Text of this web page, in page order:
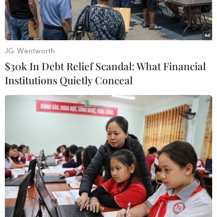
Binh sĩ Ukraine được triển khai trên tuyến đường từ Kramatorsk
tới thành phố Slavyansk. (Nguồn: AFP/TTXVN)
Theo thông tin từ Đài Tiếng nói nước Nga,
thành phố Slavyansk và Kramatorsk của tỉnh
Donetsk, Ukraine sẽ ngừng việc thanh toán
JG Wentworth
$30k In Debt Relief Scandal: What Financial
Institutions Quietly Conceal